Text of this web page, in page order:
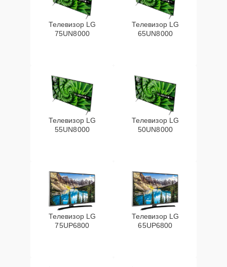
Телевизор LG
75UN8000
Телевизор LG
65UN8000
Телевизор LG
55UN8000
Телевизор LG
50UN8000
Телевизор LG
75UP6800
Телевизор LG
65UP6800